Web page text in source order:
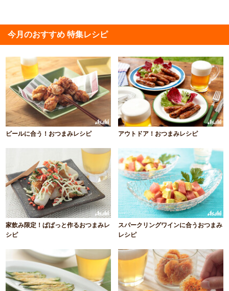
今月のおすすめ 特集レシピ
ビールに合う！おつまみレシピ アウトドア！おつまみレシピ
家飲み限定！ぱぱっと作るおつまみレ
シピ
スパークリングワインに合うおつまみ
レシピ